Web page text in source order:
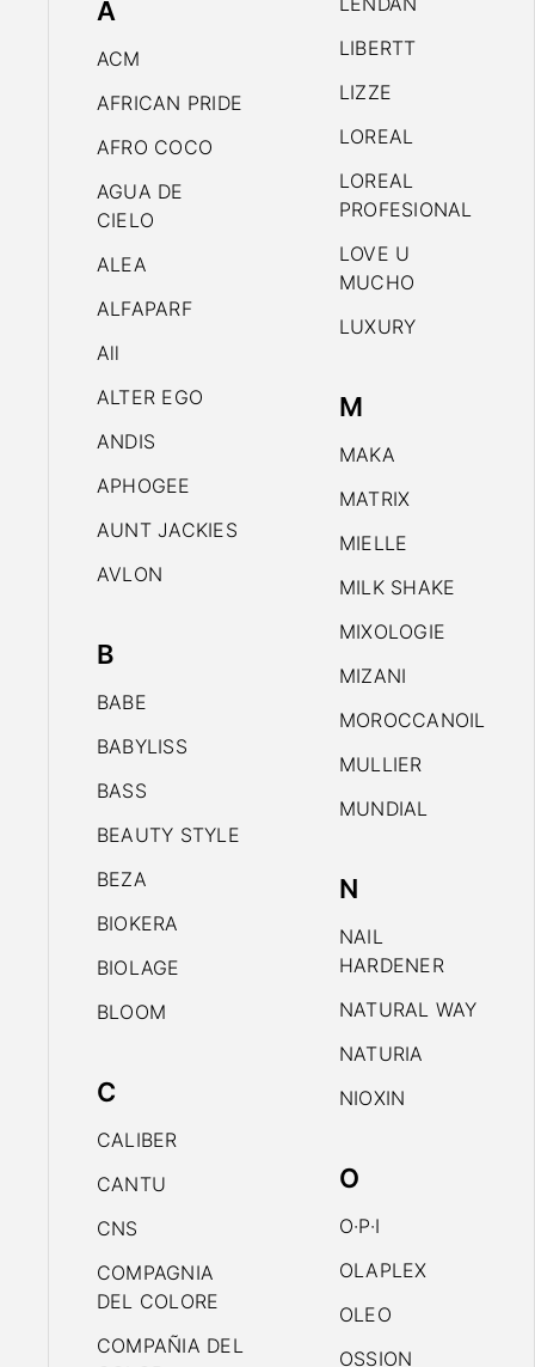
A
ACM
AFRICAN PRIDE
AFRO COCO
AGUA DE
CIELO
ALEA
ALFAPARF
All
ALTER EGO
ANDIS
APHOGEE
AUNT JACKIES
AVLON
B
BABE
BABYLISS
BASS
BEAUTY STYLE
BEZA
BIOKERA
BIOLAGE
BLOOM
C
CALIBER
CANTU
CNS
COMPAGNIA
DEL COLORE
COMPAÑIA DEL
LIBERTT
LIZZE
LOREAL
LOREAL
PROFESIONAL
LOVE U
MUCHO
LUXURY
M
MAKA
MATRIX
MIELLE
MILK SHAKE
MIXOLOGIE
MIZANI
MOROCCANOIL
MULLIER
MUNDIAL
N
NAIL
HARDENER
NATURAL WAY
NATURIA
NIOXIN
O
O·P·I
OLAPLEX
OLEO
OSSION